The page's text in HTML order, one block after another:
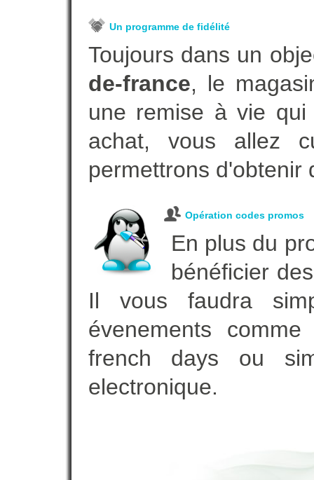
Un programme de fidélité
Toujours dans un
de-france, le
une remise à vie qui
achat, vous allez
permettrons d'obtenir
Opération codes promos
En plus du
bénéficier
Il vous faudra
évenements
french days ou
electronique.